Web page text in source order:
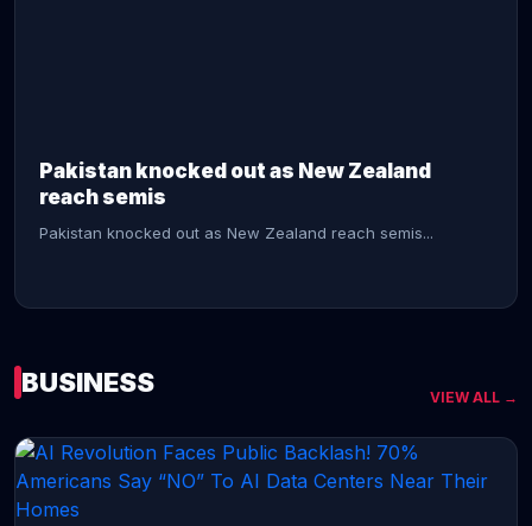
Pakistan knocked out as New Zealand
reach semis
Pakistan knocked out as New Zealand reach semis...
CONTINUE READING →
BUSINESS VIEW ALL →